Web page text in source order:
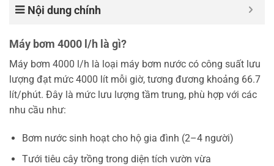
Atman AT-104S
Nội dung chính
Máy bơm 4000 l/h là gì?
Máy bơm 4000 l/h là loại máy bơm nước có công suất lưu
lượng đạt mức 4000 lít mỗi giờ, tương đương khoảng 66.7
lít/phút. Đây là mức lưu lượng tầm trung, phù hợp với các
nhu cầu như:
Bơm nước sinh hoạt cho hộ gia đình (2–4 người)
Tưới tiêu cây trồng trong diện tích vườn vừa